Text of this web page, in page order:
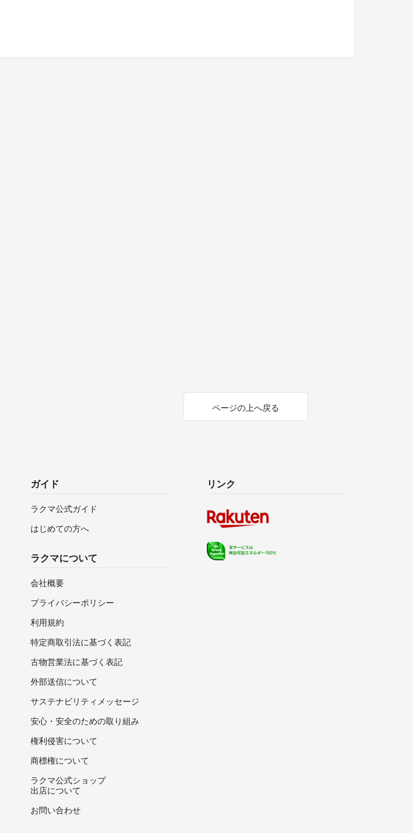
ページの上へ戻る
ガイド
ラクマ公式ガイド
はじめての方へ
ラクマについて
会社概要
プライバシーポリシー
利用規約
特定商取引法に基づく表記
古物営業法に基づく表記
外部送信について
サステナビリティメッセージ
安心・安全のための取り組み
権利侵害について
商標権について
ラクマ公式ショップ
出店について
お問い合わせ
リンク